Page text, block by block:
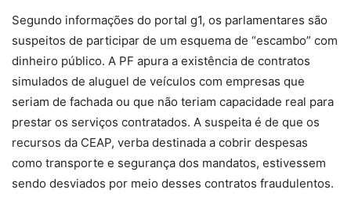
Segundo informações do portal g1, os parlamentares são
suspeitos de participar de um esquema de “escambo” com
dinheiro público. A PF apura a existência de contratos
simulados de aluguel de veículos com empresas que
seriam de fachada ou que não teriam capacidade real para
prestar os serviços contratados. A suspeita é de que os
recursos da CEAP, verba destinada a cobrir despesas
como transporte e segurança dos mandatos, estivessem
sendo desviados por meio desses contratos fraudulentos.